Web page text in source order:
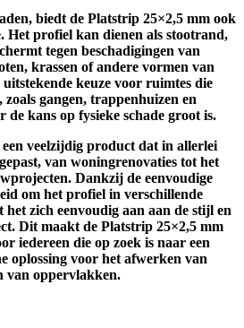
biedt de Platstrip 25×2,5 mm ook
Het profiel kan dienen als stootrand,
tegen beschadigingen van
krassen of andere vormen van
keuze voor ruimtes die
gangen, trappenhuizen en
de kans op fysieke schade groot is.
veelzijdig product dat in allerlei
van woningrenovaties tot het
Dankzij de eenvoudige
om het profiel in verschillende
zich eenvoudig aan aan de stijl en
Dit maakt de Platstrip 25×2,5 mm
iedereen die op zoek is naar een
oplossing voor het afwerken van
van oppervlakken.